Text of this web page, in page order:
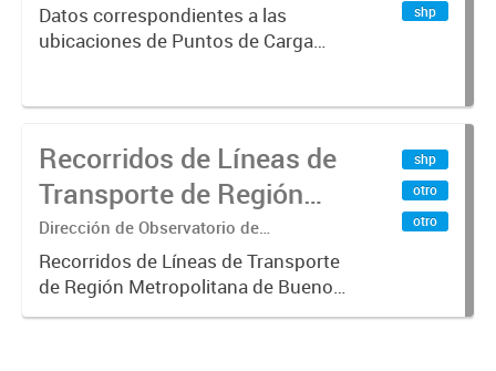
Datos correspondientes a las
ubicaciones de Puntos de Carga
shp
Recorridos de Líneas de
Transporte de Región
Metropolitana de
Buenos Aires (RMBA)
Dirección de Observatorio de
Transporte, Estudio y Sistemas
Recorridos de Líneas de Transporte
de Región Metropolitana de Buenos
Aires (RMBA).-
shp
otro
otro